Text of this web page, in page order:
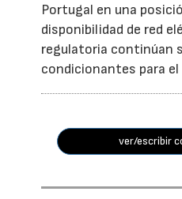
Portugal en una
disponibilidad de red
regulatoria continúan
condicionantes para
ver/escribir